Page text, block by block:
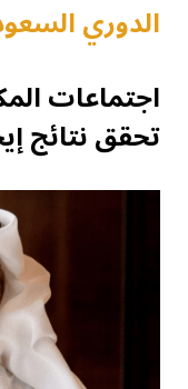
الدوري
اجتماعات
تحقق نتائج